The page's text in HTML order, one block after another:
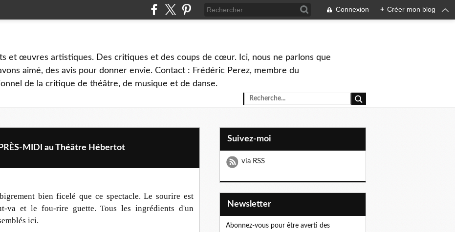
Connexion + Créer mon blog
et œuvres artistiques. Des critiques et des coups de cœur. Ici, nous ne parlons que
aimé, des avis pour donner envie. Contact : Frédéric Perez, membre du
de la critique de théâtre, de musique et de danse.
MIDI au Théâtre Hébertot
bien ficelé que ce spectacle. Le sourire est
va et le fou-rire guette. Tous les ingrédients d'un
ici.
Suivez-moi
via RSS
Newsletter
Abonnez-vous pour être averti des